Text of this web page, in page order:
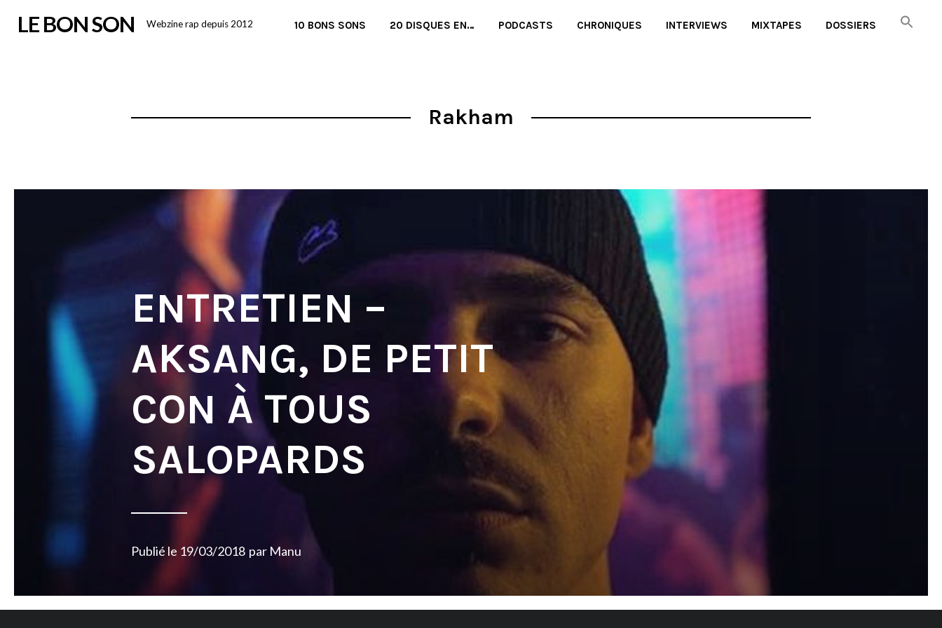
LE BON SON Webzine rap depuis 2012 10 BONS SONS 20 DISQUES EN… PODCASTS CHRONIQUES INTERVIEWS MIXTAPES DOSSIERS
Rakham
ENTRETIEN –
AKSANG, DE PETIT
CON À TOUS
SALOPARDS
Publié le 19/03/2018 par Manu